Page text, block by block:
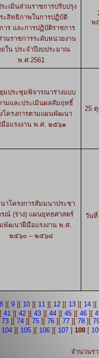
ะเมินส่วนราชการปรับปรุง
ะสิทธิภาพในการปฏิบัติ
าร และการปฏิบัติราชการ
วนราชการระดับหน่วยงาน
ใน ประจำปีงบประมาณ
พ.ศ.2561
พ
มประชุมพิจารณาร่างแบบ
ามและประเมินผลสัมฤทธิ์
โครงการตามแผนพัฒนา
อแรงงาน พ.ศ. ๒๕๖๑
25
าโครงการสัมมนาประชา
ณ์ (ร่าง) แผนยุทธศาสตร์
พัฒนาฝีมือแรงงาน พ.ศ.
๒๕๖๐ – ๒๕๖๔
วันที่
8][ 9][ 10][ 11][ 12][ 13][ 14][
41 ][ 42 ][ 43 ][ 44 ][ 45 ][ 46 ][
73 ][ 74 ][ 75 ][ 76 ][ 77 ][ 78 ][
104][ 105][ 106][ 107] 108 [
จำนวนร